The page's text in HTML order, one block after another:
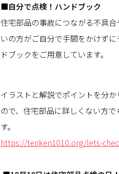
■自分で点検！ハンドブック
住宅部品の事故につながる不具
いの方がご自分で手間をかけず
ドブックをご用意しています。
イラストと解説でポイントを分
ので、住宅部品に詳しくない方
す。
https://tenken1010.org/lets-